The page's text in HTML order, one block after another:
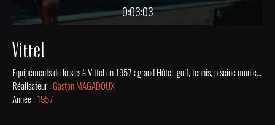
0:03:03
Vittel
Equipements de loisirs à Vittel en 1957 : grand Hôtel, golf, tennis, piscine municipale et établissement thermal.
Réalisateur :Gaston MAGADOUX
Année : 1957